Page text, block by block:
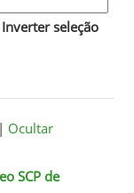
Inverter seleção
Ocultar
SCP de